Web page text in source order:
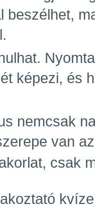
beszélhet,
képezi, és
nemcsak
van
csak